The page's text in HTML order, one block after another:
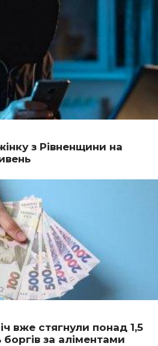
з Рівненщини на
вже стягнули понад 1,5
за аліментами